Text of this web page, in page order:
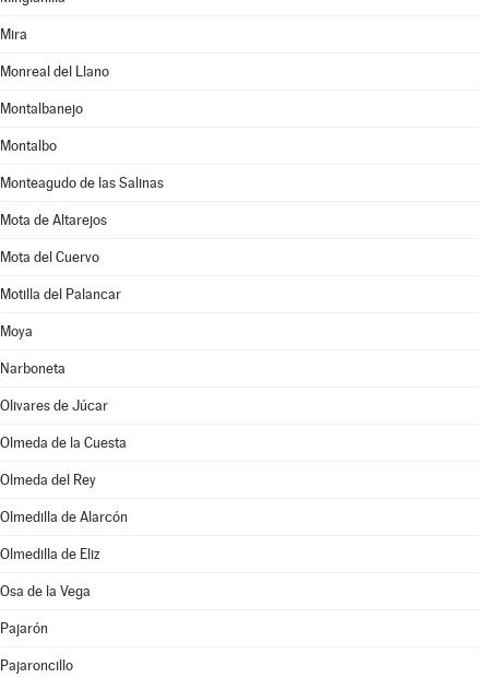
Mira
Monreal del Llano
Montalbanejo
Montalbo
Monteagudo de las Salinas
Mota de Altarejos
Mota del Cuervo
Motilla del Palancar
Moya
Narboneta
Olivares de Júcar
Olmeda de la Cuesta
Olmeda del Rey
Olmedilla de Alarcón
Olmedilla de Eliz
Osa de la Vega
Pajarón
Pajaroncillo